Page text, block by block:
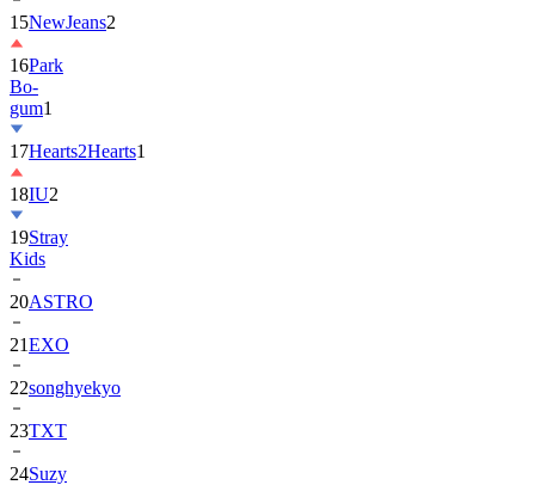
15NewJeans2
16Park
Bo-
gum1
17Hearts2Hearts1
18IU2
19Stray
Kids
20ASTRO
21EXO
22songhyekyo
23TXT
24Suzy